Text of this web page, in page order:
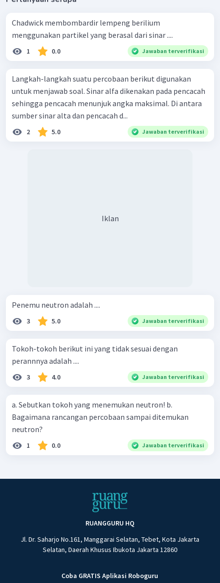
Chadwick membombardir lempeng berilium
menggunakan partikel yang berasal dari sinar ....
1 0.0 Jawaban terverifikasi
Langkah-langkah suatu percobaan berikut digunakan
untuk menjawab soal. Sinar alfa dikenakan pada pencacah
sehingga pencacah menunjuk angka maksimal. Di antara
sumber sinar alta dan pencacah d...
2 5.0 Jawaban terverifikasi
Iklan
Penemu neutron adalah ....
3 5.0 Jawaban terverifikasi
Tokoh-tokoh berikut ini yang tidak sesuai dengan
perannnya adalah ....
3 4.0 Jawaban terverifikasi
a. Sebutkan tokoh yang menemukan neutron! b.
Bagaimana rancangan percobaan sampai ditemukan
neutron?
1 0.0 Jawaban terverifikasi
RUANGGURU HQ
Jl. Dr. Saharjo No.161, Manggarai Selatan, Tebet, Kota Jakarta
Selatan, Daerah Khusus Ibukota Jakarta 12860
Coba GRATIS Aplikasi Roboguru